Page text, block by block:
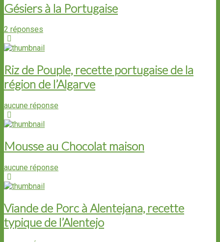
Gésiers à la Portugaise
2 réponses
Riz de Pouple, recette portugaise de la
région de l’Algarve
aucune réponse
Mousse au Chocolat maison
aucune réponse
Viande de Porc à Alentejana, recette
typique de l’Alentejo